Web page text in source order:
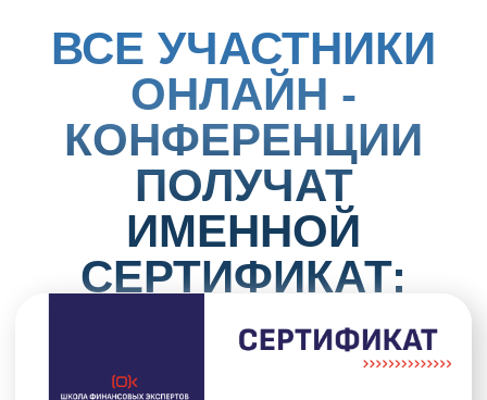
УЧАСТВОВАТЬ В
КОНФЕРЕНЦИИ, НО
НЕ МОЖЕТЕ В
УКАЗАННОЕ
ВРЕМЯ?
Гайд: “Как ускорить работу с
первичкой как минимум в два
раза: платные и бесплатные
способы”
Участие с записью:
Участие в онлайн-конференции
“Точка роста”